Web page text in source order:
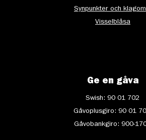
Synpunkter och
Visselblåsa
Ge en gåva
Swish: 90 01 702
Gåvoplusgiro: 90 01
Gåvobankgiro: 900-